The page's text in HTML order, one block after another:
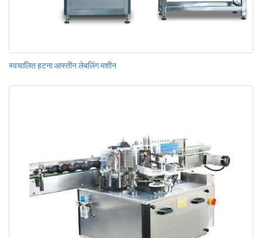
स्वचालित हटना आस्तीन लेबलिंग मशीन